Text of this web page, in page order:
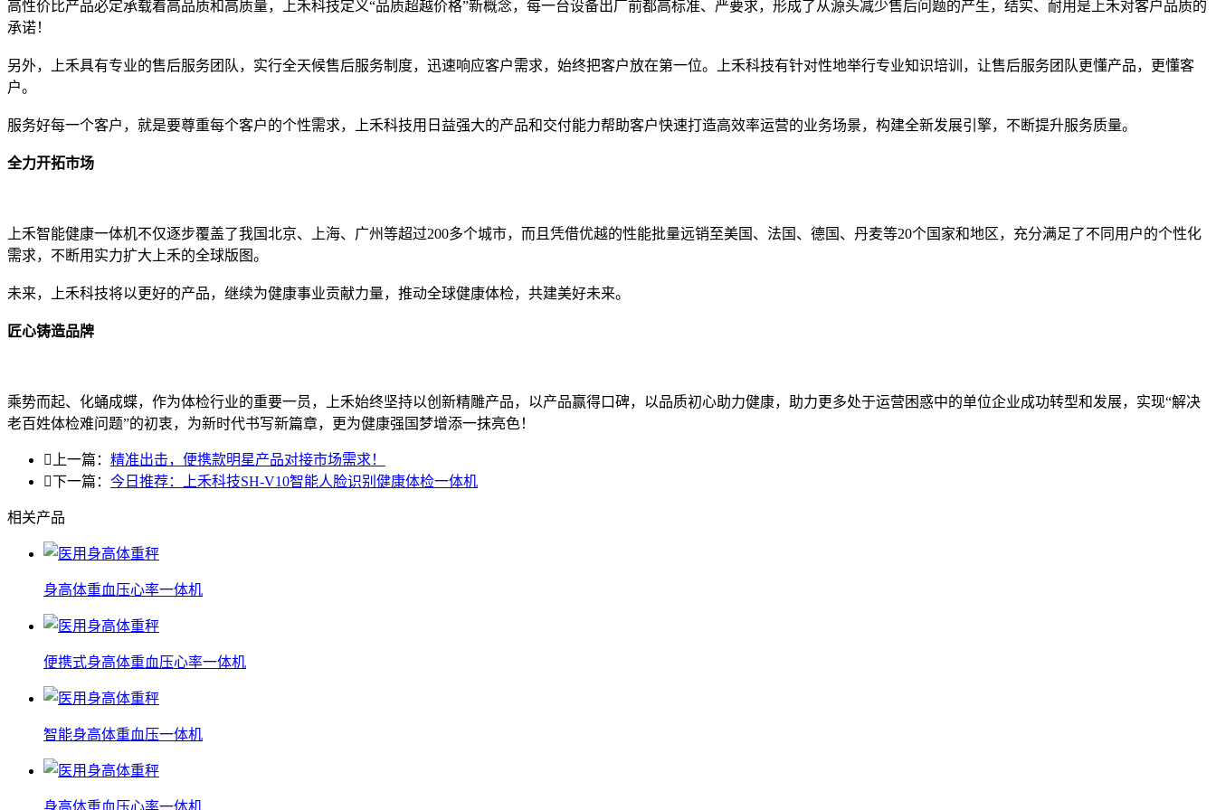
高性价比产品必定承载着高品质和高质量，上禾科技定义“品质超越价格”新概念，每一台设备出厂前都高标准、严要求，形成了从源头减少售后问题的产生，结实、耐用是上禾对客户品质的
承诺！
另外，上禾具有专业的售后服务团队，实行全天候售后服务制度，迅速响应客户需求，始终把客户放在第一位。上禾科技有针对性地举行专业知识培训，让售后服务团队更懂产品，更懂客
户。
服务好每一个客户，就是要尊重每个客户的个性需求，上禾科技用日益强大的产品和交付能力帮助客户快速打造高效率运营的业务场景，构建全新发展引擎，不断提升服务质量。
全力开拓市场
上禾智能健康一体机不仅逐步覆盖了我国北京、上海、广州等超过200多个城市，而且凭借优越的性能批量远销至美国、法国、德国、丹麦等20个国家和地区，充分满足了不同用户的个性化
需求，不断用实力扩大上禾的全球版图。
未来，上禾科技将以更好的产品，继续为健康事业贡献力量，推动全球健康体检，共建美好未来。
匠心铸造品牌
乘势而起、化蛹成蝶，作为体检行业的重要一员，上禾始终坚持以创新精雕产品，以产品赢得口碑，以品质初心助力健康，助力更多处于运营困惑中的单位企业成功转型和发展，实现“解决
老百姓体检难问题”的初衷，为新时代书写新篇章，更为健康强国梦增添一抹亮色！
 上一篇： 精准出击，便携款明星产品对接市场需求！
下一篇： 今日推荐：上禾科技SH-V10智能人脸识别健康体检一体机
相关产品
身高体重血压心率一体机
便携式身高体重血压心率一体机
智能身高体重血压一体机
身高体重血压心率一体机